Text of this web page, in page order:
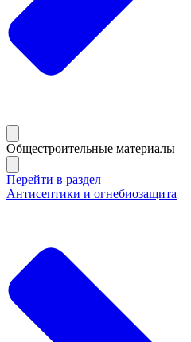
Общестроительные материалы
Перейти в раздел
Антисептики и огнебиозащита